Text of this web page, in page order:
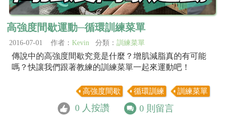
高強度間歇運動─循環訓練菜單
2016-07-01 作者： Kevin 分類： 訓練菜單
傳說中的高強度間歇究竟是什麼？增肌減脂真的有可能
嗎？快讓我們跟著教練的訓練菜單一起來運動吧！
高強度間歇 循環訓練 訓練菜單
0 人按讚 0 則留言